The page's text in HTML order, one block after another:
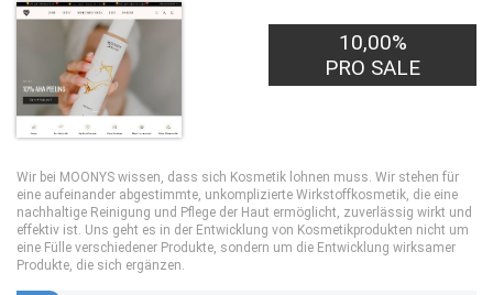
10,00%
PRO SALE
Wir bei MOONYS wissen, dass sich Kosmetik lohnen muss. Wir stehen für
eine aufeinander abgestimmte, unkomplizierte Wirkstoffkosmetik, die eine
nachhaltige Reinigung und Pflege der Haut ermöglicht, zuverlässig wirkt und
effektiv ist. Uns geht es in der Entwicklung von Kosmetikprodukten nicht um
eine Fülle verschiedener Produkte, sondern um die Entwicklung wirksamer
Produkte, die sich ergänzen.